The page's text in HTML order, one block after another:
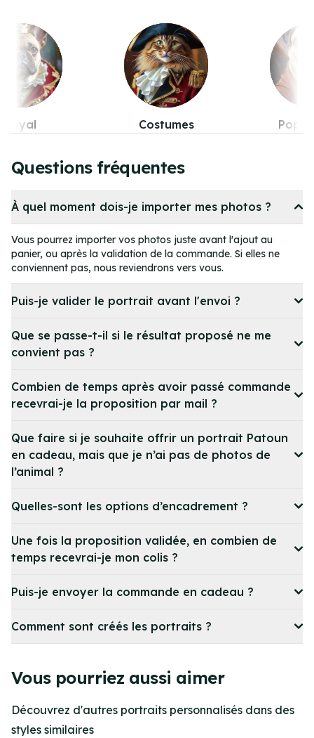
Pop-culture
of
Questions fréquentes
À quel moment dois-je importer mes photos ?
Vous pourrez importer vos photos juste avant l'ajout au
panier, ou après la validation de la commande. Si elles ne
conviennent pas, nous reviendrons vers vous.
Puis-je valider le portrait avant l'envoi ?
Que se passe-t-il si le résultat proposé ne me
convient pas ?
Combien de temps après avoir passé commande
recevrai-je la proposition par mail ?
Que faire si je souhaite offrir un portrait Patoun
en cadeau, mais que je n’ai pas de photos de
l’animal ?
Quelles-sont les options d’encadrement ?
Une fois la proposition validée, en combien de
temps recevrai-je mon colis ?
Puis-je envoyer la commande en cadeau ?
Comment sont créés les portraits ?
Vous pourriez aussi aimer
Découvrez d'autres portraits personnalisés dans des
styles similaires